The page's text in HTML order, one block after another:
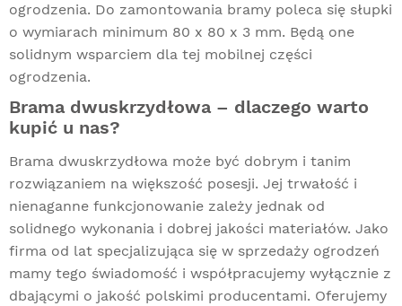
ogrodzenia. Do zamontowania bramy poleca się słupki
o wymiarach minimum 80 x 80 x 3 mm. Będą one
solidnym wsparciem dla tej mobilnej części
ogrodzenia.
Brama dwuskrzydłowa – dlaczego warto
kupić u nas?
Brama dwuskrzydłowa może być dobrym i tanim
rozwiązaniem na większość posesji. Jej trwałość i
nienaganne funkcjonowanie zależy jednak od
solidnego wykonania i dobrej jakości materiałów. Jako
firma od lat specjalizująca się w sprzedaży ogrodzeń
mamy tego świadomość i współpracujemy wyłącznie z
dbającymi o jakość polskimi producentami. Oferujemy